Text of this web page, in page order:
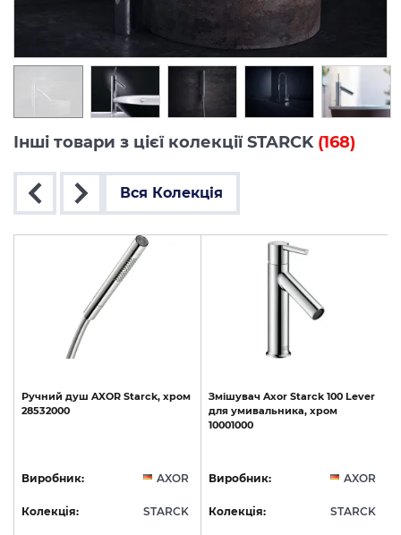
Інші товари з цієї колекції STARCK (168)
Вся Колекція
Ручний душ AXOR Starck, хром
28532000
Виробник: AXOR
Колекція: STARCK
Змішувач Axor Starck 100 Lever
для умивальника, хром
10001000
Виробник: AXOR
Колекція: STARCK